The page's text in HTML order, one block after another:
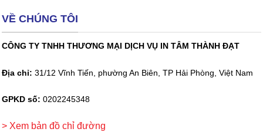
VỀ CHÚNG TÔI
CÔNG TY TNHH THƯƠNG MẠI DỊCH VỤ IN TÂM THÀNH ĐẠT
Địa chỉ: 31/12 Vĩnh Tiến, phường An Biên, TP Hải Phòng, Việt Nam
GPKD số: 0202245348
> Xem bản đồ chỉ đường